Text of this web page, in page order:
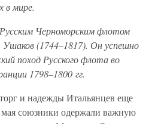
в мире.
Черноморским флотом
(1744–1817). Он успешно
поход Русского флота во
1798–1800 гг.
и надежды Итальянцев еще
союзники одержали важную